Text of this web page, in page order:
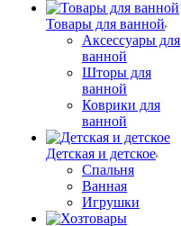
Товары для ванной
Аксессуары для
ванной
Шторы для
ванной
Коврики для
ванной
Детская и детское
Спальня
Ванная
Игрушки